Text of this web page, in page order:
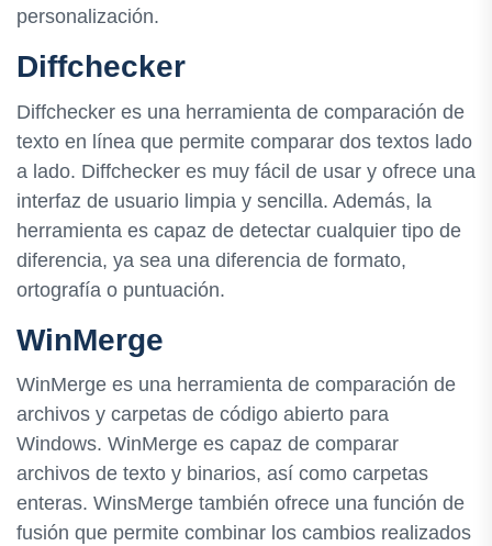
personalización.
Diffchecker
Diffchecker es una herramienta de comparación de
texto en línea que permite comparar dos textos lado
a lado. Diffchecker es muy fácil de usar y ofrece una
interfaz de usuario limpia y sencilla. Además, la
herramienta es capaz de detectar cualquier tipo de
diferencia, ya sea una diferencia de formato,
ortografía o puntuación.
WinMerge
WinMerge es una herramienta de comparación de
archivos y carpetas de código abierto para
Windows. WinMerge es capaz de comparar
archivos de texto y binarios, así como carpetas
enteras. WinsMerge también ofrece una función de
fusión que permite combinar los cambios realizados